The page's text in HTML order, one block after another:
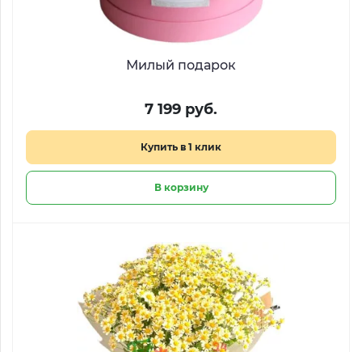
Милый подарок
7 199 руб.
Купить в 1 клик
В корзину